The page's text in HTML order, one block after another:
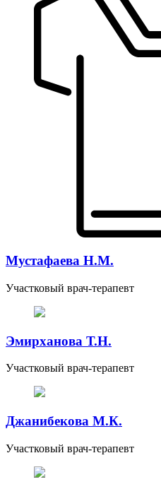
Мустафаева Н.М.
Участковый врач-терапевт
Эмирханова Т.Н.
Участковый врач-терапевт
Джанибекова М.К.
Участковый врач-терапевт